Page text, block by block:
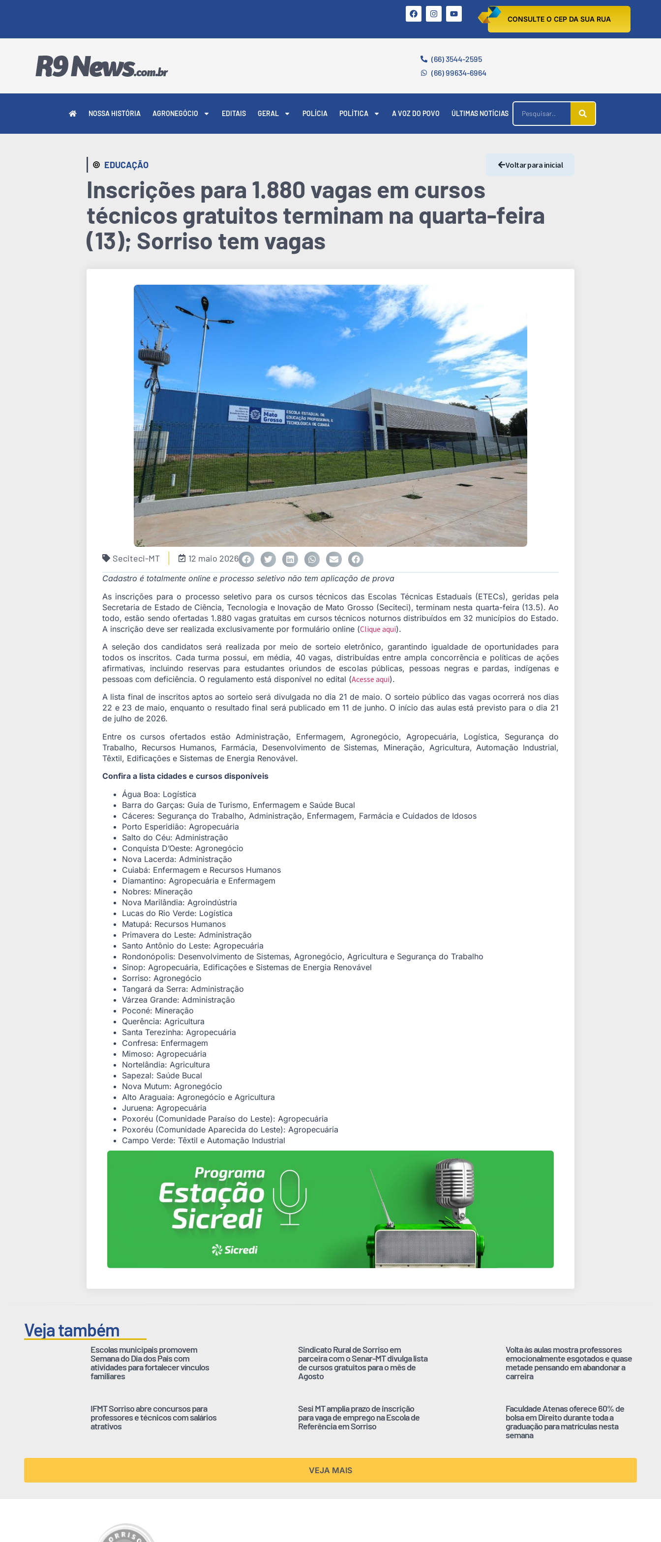
CONSULTE O CEP DA SUA RUA
(66) 3544-2595
(66) 99634-6964
NOSSA HISTÓRIA AGRONEGÓCIO EDITAIS GERAL POLÍCIA POLÍTICA A VOZ DO POVO ÚLTIMAS NOTÍCIAS
EDUCAÇÃO Voltar para inicial
Inscrições para 1.880 vagas em cursos
técnicos gratuitos terminam na quarta-feira
(13); Sorriso tem vagas
Seciteci-MT 12 maio 2026
Cadastro é totalmente online e processo seletivo não tem aplicação de prova
As inscrições para o processo seletivo para os cursos técnicos das Escolas Técnicas Estaduais (ETECs), geridas pela
Secretaria de Estado de Ciência, Tecnologia e Inovação de Mato Grosso (Seciteci), terminam nesta quarta-feira (13.5). Ao
todo, estão sendo ofertadas 1.880 vagas gratuitas em cursos técnicos noturnos distribuídos em 32 municípios do Estado.
A inscrição deve ser realizada exclusivamente por formulário online (Clique aqui).
A seleção dos candidatos será realizada por meio de sorteio eletrônico, garantindo igualdade de oportunidades para
todos os inscritos. Cada turma possui, em média, 40 vagas, distribuídas entre ampla concorrência e políticas de ações
afirmativas, incluindo reservas para estudantes oriundos de escolas públicas, pessoas negras e pardas, indígenas e
pessoas com deficiência. O regulamento está disponível no edital (Acesse aqui).
A lista final de inscritos aptos ao sorteio será divulgada no dia 21 de maio. O sorteio público das vagas ocorrerá nos dias
22 e 23 de maio, enquanto o resultado final será publicado em 11 de junho. O início das aulas está previsto para o dia 21
de julho de 2026.
Entre os cursos ofertados estão Administração, Enfermagem, Agronegócio, Agropecuária, Logística, Segurança do
Trabalho, Recursos Humanos, Farmácia, Desenvolvimento de Sistemas, Mineração, Agricultura, Automação Industrial,
Têxtil, Edificações e Sistemas de Energia Renovável.
Confira a lista cidades e cursos disponíveis
Água Boa: Logística
Barra do Garças: Guia de Turismo, Enfermagem e Saúde Bucal
Cáceres: Segurança do Trabalho, Administração, Enfermagem, Farmácia e Cuidados de Idosos
Porto Esperidião: Agropecuária
Salto do Céu: Administração
Conquista D’Oeste: Agronegócio
Nova Lacerda: Administração
Cuiabá: Enfermagem e Recursos Humanos
Diamantino: Agropecuária e Enfermagem
Nobres: Mineração
Nova Marilândia: Agroindústria
Lucas do Rio Verde: Logística
Matupá: Recursos Humanos
Primavera do Leste: Administração
Santo Antônio do Leste: Agropecuária
Rondonópolis: Desenvolvimento de Sistemas, Agronegócio, Agricultura e Segurança do Trabalho
Sinop: Agropecuária, Edificações e Sistemas de Energia Renovável
Sorriso: Agronegócio
Tangará da Serra: Administração
Várzea Grande: Administração
Poconé: Mineração
Querência: Agricultura
Santa Terezinha: Agropecuária
Confresa: Enfermagem
Mimoso: Agropecuária
Nortelândia: Agricultura
Sapezal: Saúde Bucal
Nova Mutum: Agronegócio
Alto Araguaia: Agronegócio e Agricultura
Juruena: Agropecuária
Poxoréu (Comunidade Paraíso do Leste): Agropecuária
Poxoréu (Comunidade Aparecida do Leste): Agropecuária
Campo Verde: Têxtil e Automação Industrial
Veja também
Escolas municipais promovem
Semana do Dia dos Pais com
atividades para fortalecer vínculos
familiares
Sindicato Rural de Sorriso em
parceira com o Senar-MT divulga lista
de cursos gratuitos para o mês de
Agosto
Volta às aulas mostra professores
emocionalmente esgotados e quase
metade pensando em abandonar a
carreira
IFMT Sorriso abre concursos para
professores e técnicos com salários
atrativos
Sesi MT amplia prazo de inscrição
para vaga de emprego na Escola de
Referência em Sorriso
Faculdade Atenas oferece 60% de
bolsa em Direito durante toda a
graduação para matrículas nesta
semana
VEJA MAIS